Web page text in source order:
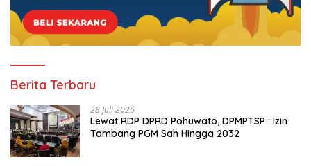
Berita Terbaru
28 Juli 2026
Lewat RDP DPRD Pohuwato, DPMPTSP : Izin
Tambang PGM Sah Hingga 2032